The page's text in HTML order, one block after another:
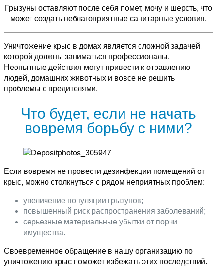
Грызуны оставляют после себя помет, мочу и шерсть, что
может создать неблагоприятные санитарные условия.
Уничтожение крыс в домах является сложной задачей,
которой должны заниматься профессионалы.
Неопытные действия могут привести к отравлению
людей, домашних животных и вовсе не решить
проблемы с вредителями.
Что будет, если не начать
вовремя борьбу с ними?
Если вовремя не провести дезинфекции помещений от
крыс, можно столкнуться с рядом неприятных проблем:
увеличение популяции грызунов;
повышенный риск распространения заболеваний;
серьезные материальные убытки от порчи
имущества.
Своевременное обращение в нашу организацию по
уничтожению крыс поможет избежать этих последствий.